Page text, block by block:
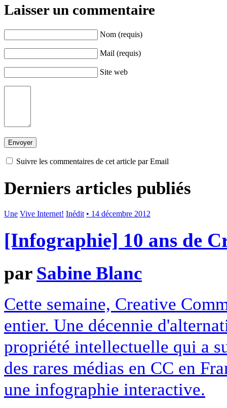
Laisser un commentaire
Nom (requis)
Mail (requis)
Site web
Suivre les commentaires de cet article par Email
Derniers articles publiés
Une Vive Internet! Inédit • 14 décembre 2012
[Infographie] 10 ans de
par Sabine Blanc
Cette semaine, Creative
entier. Une décennie
propriété intellectuelle qui a
des rares médias en CC en
une infographie interactive.